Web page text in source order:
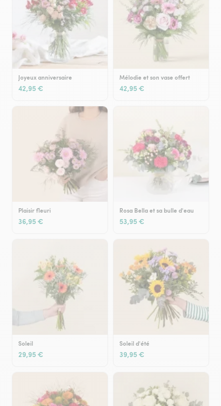
Joyeux anniversaire
42,95 €
Mélodie et son vase offert
42,95 €
Plaisir fleuri
36,95 €
Rosa Bella et sa bulle d'eau
53,95 €
Soleil
29,95 €
Soleil d'été
39,95 €